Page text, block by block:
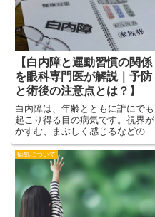
【白内障と運動習慣の関係
を眼科専門医が解説｜予防
と術後の注意点とは？】
白内障は、年齢とともに誰にでも
起こり得る目の病気です。視界が
かすむ、まぶしく感じるなどの症
状が現れ、進行すると日常生活に
支障をきたすこともあります。こ
の記事では、白内障の予防に役立
つ運動習慣と、白内障手術後に注
意すべき運動のポイントを、岐阜
市加納の眼科専門医がわかりやす
く解説します。
病気について